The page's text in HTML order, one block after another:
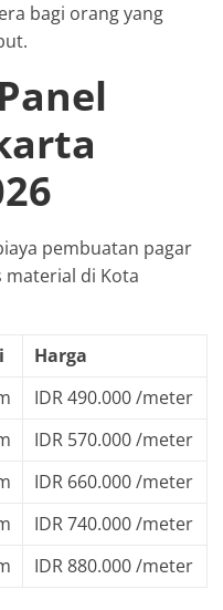
bagi orang yang
pembuatan pagar
di Kota
Harga
IDR 490.000 /meter
IDR 570.000 /meter
IDR 660.000 /meter
IDR 740.000 /meter
IDR 880.000 /meter